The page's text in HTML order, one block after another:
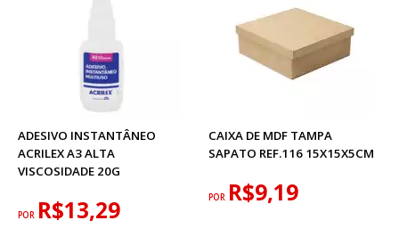
ADESIVO INSTANTÂNEO
ACRILEX A3 ALTA
VISCOSIDADE 20G
POR R$13,29
CAIXA DE MDF TAMPA
SAPATO REF.116 15X15X5CM
POR R$9,19